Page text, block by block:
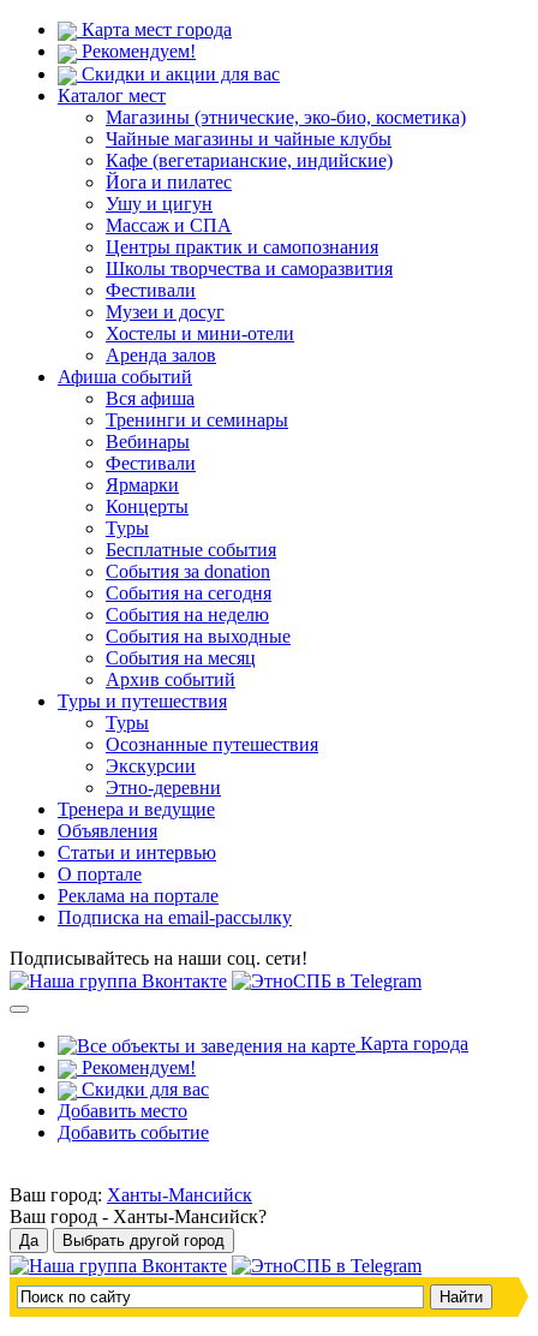
Карта мест города
Рекомендуем!
Скидки и акции для вас
Каталог мест
Магазины (этнические, эко-био, косметика)
Чайные магазины и чайные клубы
Кафе (вегетарианские, индийские)
Йога и пилатес
Ушу и цигун
Массаж и СПА
Центры практик и самопознания
Школы творчества и саморазвития
Фестивали
Музеи и досуг
Хостелы и мини-отели
Аренда залов
Афиша событий
Вся афиша
Тренинги и семинары
Вебинары
Фестивали
Ярмарки
Концерты
Туры
Бесплатные события
События за donation
События на сегодня
События на неделю
События на выходные
События на месяц
Архив событий
Туры и путешествия
Туры
Осознанные путешествия
Экскурсии
Этно-деревни
Тренера и ведущие
Объявления
Статьи и интервью
О портале
Реклама на портале
Подписка на email-рассылку
Подписывайтесь на наши соц. сети!
Карта города
Рекомендуем!
Скидки для вас
Добавить место
Добавить событие
Ваш город: Ханты-Мансийск
Ваш город - Ханты-Мансийск?